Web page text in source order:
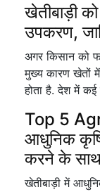
खेतीबाड़ी
उपकरण,
अगर किसान को
मुख्य कारण खेतों
होता है. देश में
Top 5
आधुनिक
करने के साथ
खेतीबाड़ी में